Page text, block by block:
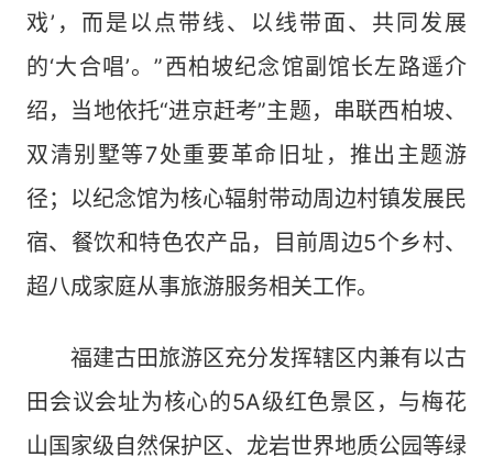
戏’，而是以点带线、以线带面、共同发展
的‘大合唱’。”西柏坡纪念馆副馆长左路遥介
绍，当地依托“进京赶考”主题，串联西柏坡、
双清别墅等7处重要革命旧址，推出主题游
径；以纪念馆为核心辐射带动周边村镇发展民
宿、餐饮和特色农产品，目前周边5个乡村、
超八成家庭从事旅游服务相关工作。
福建古田旅游区充分发挥辖区内兼有以古
田会议会址为核心的5A级红色景区，与梅花
山国家级自然保护区、龙岩世界地质公园等绿